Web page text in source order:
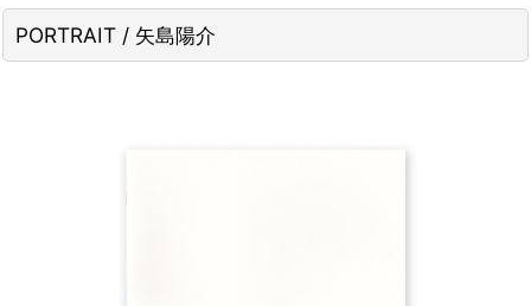
PORTRAIT / 矢島陽介